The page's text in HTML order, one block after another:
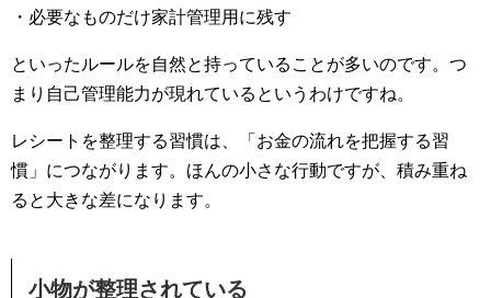
・必要なものだけ家計管理用に残す
といったルールを自然と持っていることが多いのです。つ
まり自己管理能力が現れているというわけですね。
レシートを整理する習慣は、「お金の流れを把握する習
慣」につながります。ほんの小さな行動ですが、積み重ね
ると大きな差になります。
小物が整理されている